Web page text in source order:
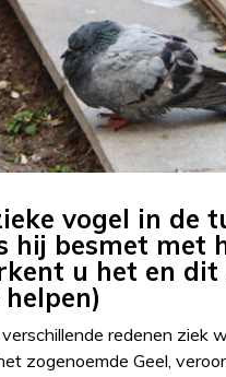
vogel in de
hij besmet met
u het en
redenen ziek
zogenoemde Geel,